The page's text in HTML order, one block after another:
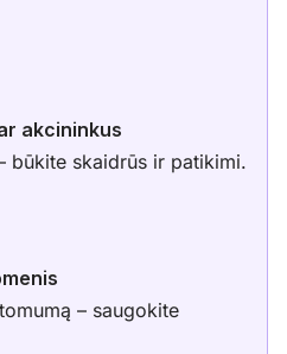
akcininkus
būkite skaidrūs ir patikimi.
– saugokite